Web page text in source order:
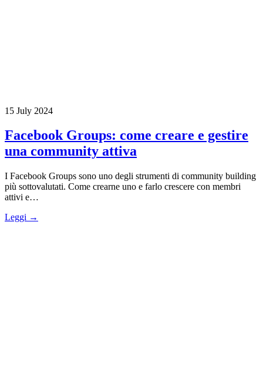
15 July 2024
Facebook Groups: come creare e gestire
una community attiva
I Facebook Groups sono uno degli strumenti di community building
più sottovalutati. Come crearne uno e farlo crescere con membri
attivi e…
Leggi →